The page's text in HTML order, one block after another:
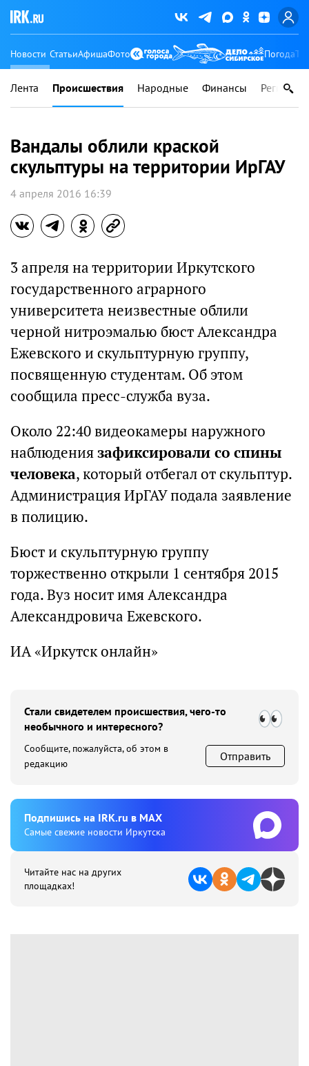
Новости СтатьиАфишаФото Погода
Лента Происшествия Народные Финансы Регионы
Вандалы облили краской
скульптуры на территории ИрГАУ
4 апреля 2016 16:39
3 апреля на территории Иркутского
государственного аграрного
университета неизвестные облили
черной нитроэмалью бюст Александра
Ежевского и скульптурную группу,
посвященную студентам. Об этом
сообщила пресс-служба вуза.
Около 22:40 видеокамеры наружного
наблюдениязафиксировали со спины
человека, который отбегал от скульптур.
Администрация ИрГАУ подала заявление
в полицию.
Бюст и скульптурную группу
торжественно открыли 1 сентября 2015
года. Вуз носит имя Александра
Александровича Ежевского.
ИА «Иркутск онлайн»
Стали свидетелем происшествия, чего-то
необычного и интересного?
Сообщите, пожалуйста, об этом в
редакцию
Отправить
Подпишиcь на IRK.ru в MAX
Cамые свежие новости Иркутска
Читайте нас на других
площадках!